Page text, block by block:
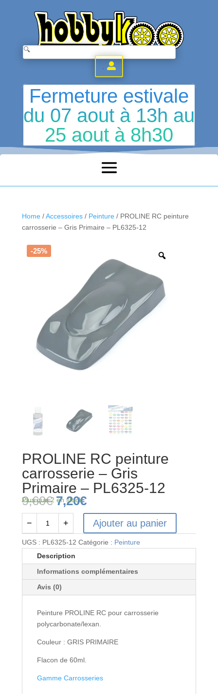
.
Fermeture estivale
du 07 aout à 13h au
25 aout à 8h30
Home/Accessoires/ Peinture/ PROLINE RC peinture
carrosserie – Gris Primaire – PL6325-12
-25%
PROLINE RC peinture
carrosserie – Gris
Primaire – PL6325-12
9,60€ Le
prix
initial
était :
9,60€.
7,20€Le
prix
actuel
est :
7,20€.
Plus que 2 en stock
quantité
de
PROLINE
peinture
carrosserie
-
Primaire
PL6325-
− + Ajouter au panier
UGS : PL6325-12 Catégorie : Peinture
Description
Informations complémentaires
Avis (0)
Peinture PROLINE RC pour carrosserie
polycarbonate/lexan.
Couleur : GRIS PRIMAIRE
Flacon de 60ml.
Gamme Carrosseries